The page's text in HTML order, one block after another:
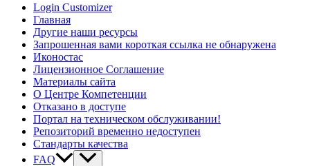
Login Customizer
Главная
Другие наши ресурсы
Запрошенная вами короткая ссылка не обнаружена
Иконостас
Лицензионное Соглашение
Материалы сайта
О Центре Компетенции
Отказано в доступе
Портал на техническом обслуживании!
Репозиторий временно недоступен
Стандарты качества
FAQ